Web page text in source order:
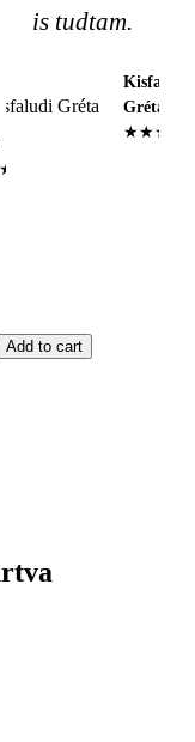
is tudtam.
Kisfaludi
Gréta
Add to cart